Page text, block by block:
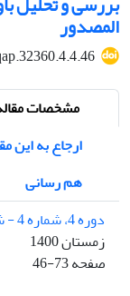
المصدور
مشخصات
ارجاع به این
هم رسانی
دوره 4، شماره 4 - شماره پیاپی 13
زمستان 1400
صفحه46-73